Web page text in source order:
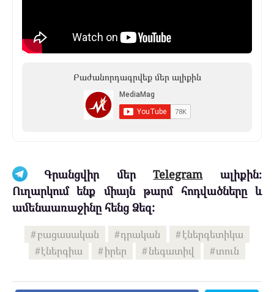
Բաժանորդագրվեք մեր ալիքին
Գրանցվիր մերTelegramալիքին։
Ուղարկում ենք միայն թարմ հոդվածները և
ամենաառաջինը հենց Ձեզ:
բացասական դրական
էներգետիկա
էներգիա
իրեր նեգատիվ տուն